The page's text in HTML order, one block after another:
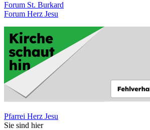
Forum St. Burkard
Forum Herz Jesu
Pfarrei Herz Jesu
Sie sind hier